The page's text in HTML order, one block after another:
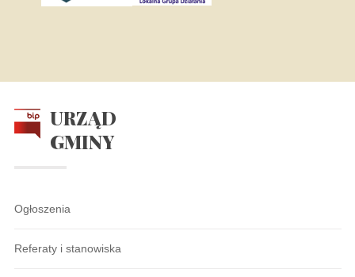
URZĄD
GMINY
Ogłoszenia
Referaty i stanowiska